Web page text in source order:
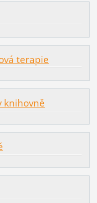
terapie
knihovně